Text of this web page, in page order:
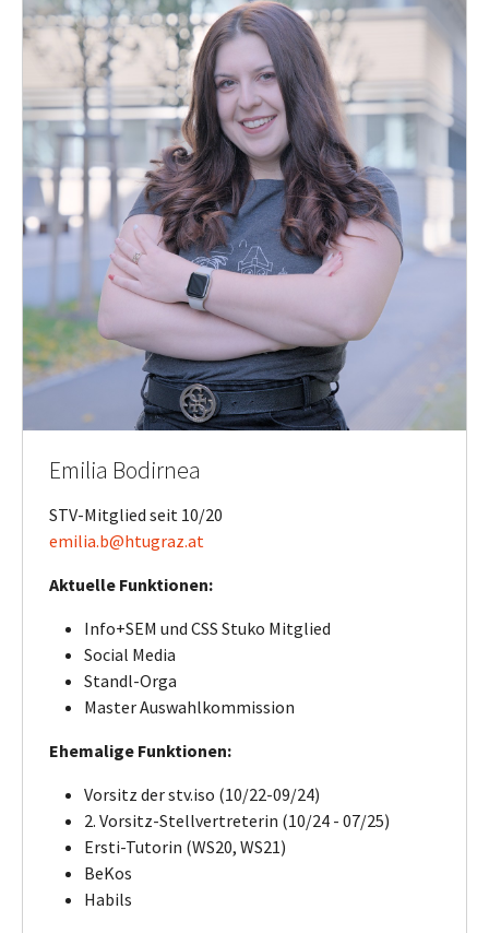
Emilia Bodirnea
STV-Mitglied seit 10/20
emilia.b@htugraz.at
Aktuelle Funktionen:
Info+SEM und CSS Stuko Mitglied
Social Media
Standl-Orga
Master Auswahlkommission
Ehemalige Funktionen:
Vorsitz der stv.iso (10/22-09/24)
2. Vorsitz-Stellvertreterin (10/24 - 07/25)
Ersti-Tutorin (WS20, WS21)
BeKos
Habils